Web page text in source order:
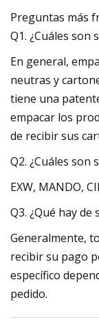
Preguntas más
Q1. ¿Cuáles son
En general,
neutras y
tiene una
empacar los
de recibir sus
Q2. ¿Cuáles son
EXW, MANDO,
Q3. ¿Qué hay
Generalmente,
recibir su pago
específico
pedido.